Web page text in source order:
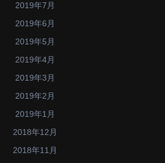
2019年7月
2019年6月
2019年5月
2019年4月
2019年3月
2019年2月
2019年1月
2018年12月
2018年11月